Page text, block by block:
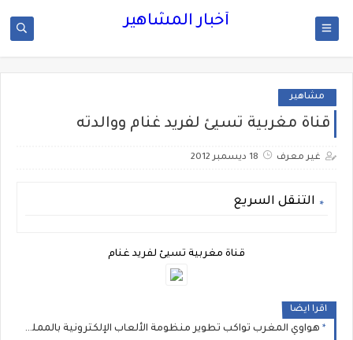
أخبار المشاهير
مشاهير
قناة مغربية تسيئ لفريد غنام ووالدته
غير معرف 18 ديسمبر 2012
التنقل السريع
قناة مغربية تسيئ لفريد غنام
اقرا ايضا
هواوي المغرب تواكب تطوير منظومة الألعاب الإلكترونية بالمملكة بمناسبة Morocco Gaming Expo 2026